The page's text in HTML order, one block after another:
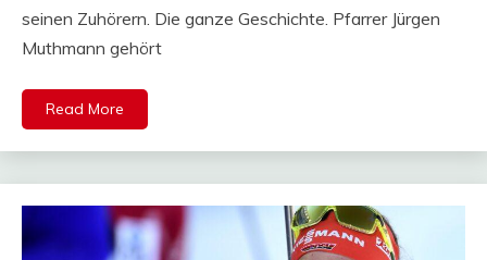
seinen Zuhörern. Die ganze Geschichte. Pfarrer Jürgen
Muthmann gehört
Read More